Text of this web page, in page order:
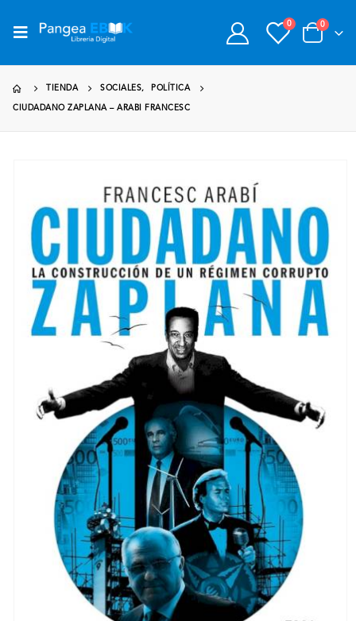
0 0
TIENDA SOCIALES, POLÍTICA
CIUDADANO ZAPLANA – ARABI FRANCESC